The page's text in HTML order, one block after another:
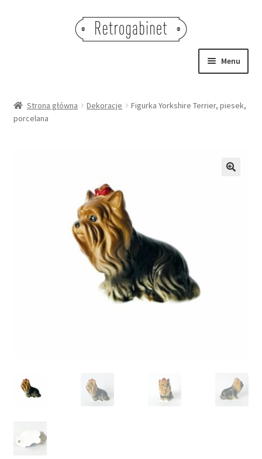
Menu
OBRAZY
Strona główna Dekoracje
Figurka Yorkshire Terrier, piesek,
porcelana